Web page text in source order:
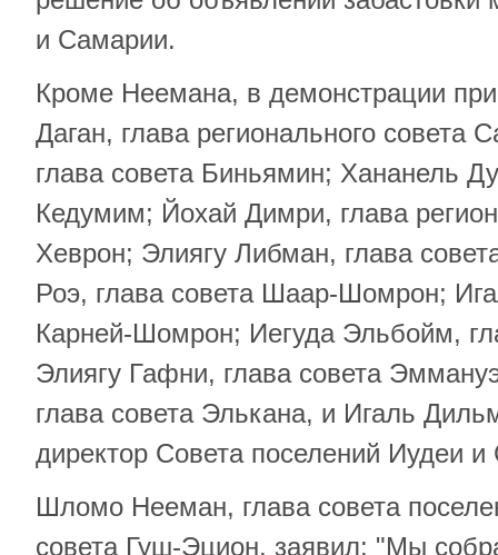
и Самарии.
Кроме Неемана, в демонстрации
Даган, глава регионального совета
глава совета Биньямин; Хананель
Кедумим; Йохай Димри, глава
Хеврон; Элиягу Либман, глава
Роэ, глава совета Шаар-Шомрон;
Карней-Шомрон; Иегуда Эльбойм,
Элиягу Гафни, глава совета
глава совета Элькана, и Игаль
директор Совета поселений Иудеи
Шломо Нееман, глава совета
совета Гуш-Эцион, заявил: "Мы